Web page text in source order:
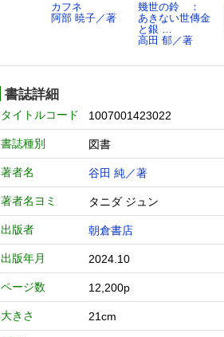
カフネ
阿部 暁子／著
幾世の鈴 ：
あきない世傳金
と銀 …
高田 郁／著
書誌詳細
タイトルコード 1007001423022
書誌種別 図書
著者名 谷田 純／著
著者名ヨミ タニダ ジュン
出版者 朝倉書店
出版年月 2024.10
ページ数 12,200p
大きさ 21cm